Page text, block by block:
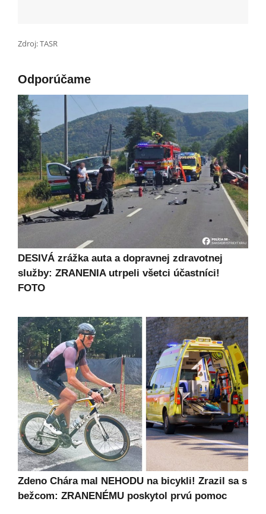
Zdroj: TASR
Odporúčame
DESIVÁ zrážka auta a dopravnej zdravotnej
služby: ZRANENIA utrpeli všetci účastníci!
FOTO
Zdeno Chára mal NEHODU na bicykli! Zrazil sa s
bežcom: ZRANENÉMU poskytol prvú pomoc